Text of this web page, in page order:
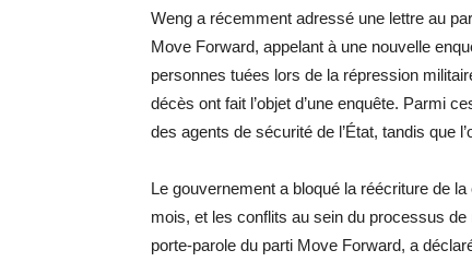
Weng a récemment adressé une lettre au
Move Forward, appelant à une nouvelle
personnes tuées lors de la répression
décès ont fait l’objet d’une enquête. Parmi
des agents de sécurité de l’État, tandis que
Le gouvernement a bloqué la réécriture de
mois, et les conflits au sein du processus
porte-parole du parti Move Forward, a